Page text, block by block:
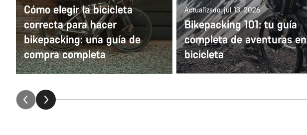
Cómo elegir la bicicleta
correcta para hacer
bikepacking: una guía de
compra completa
Actualizado: jul 13, 2026
Bikepacking 101: tu guía
completa de aventuras en
bicicleta